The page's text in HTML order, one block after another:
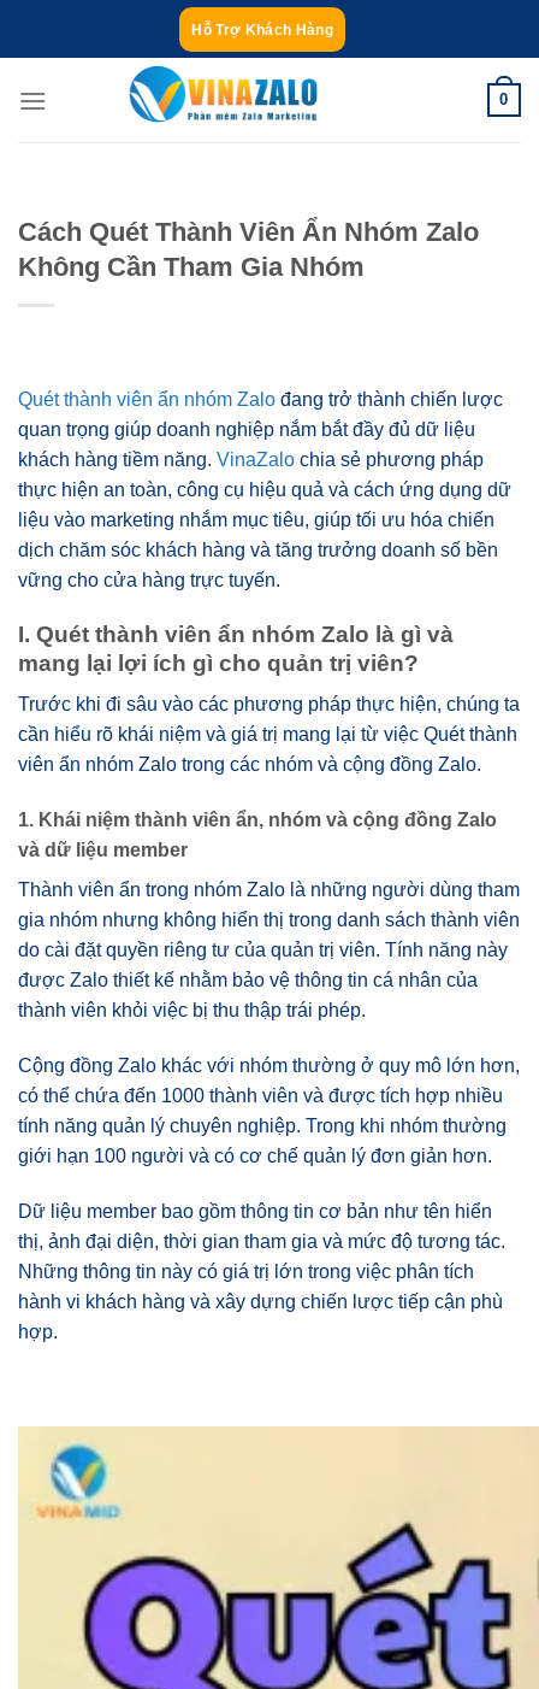
dung
Hỗ Trợ Khách Hàng
0
Cách Quét Thành Viên Ẩn Nhóm Zalo
Không Cần Tham Gia Nhóm
Quét thành viên ẩn nhóm Zalo đang trở thành chiến lược
quan trọng giúp doanh nghiệp nắm bắt đầy đủ dữ liệu
khách hàng tiềm năng. VinaZalo chia sẻ phương pháp
thực hiện an toàn, công cụ hiệu quả và cách ứng dụng dữ
liệu vào marketing nhắm mục tiêu, giúp tối ưu hóa chiến
dịch chăm sóc khách hàng và tăng trưởng doanh số bền
vững cho cửa hàng trực tuyến.
I. Quét thành viên ẩn nhóm Zalo là gì và
mang lại lợi ích gì cho quản trị viên?
Trước khi đi sâu vào các phương pháp thực hiện, chúng ta
cần hiểu rõ khái niệm và giá trị mang lại từ việc Quét thành
viên ẩn nhóm Zalo trong các nhóm và cộng đồng Zalo.
1. Khái niệm thành viên ẩn, nhóm và cộng đồng Zalo
và dữ liệu member
Thành viên ẩn trong nhóm Zalo là những người dùng tham
gia nhóm nhưng không hiển thị trong danh sách thành viên
do cài đặt quyền riêng tư của quản trị viên. Tính năng này
được Zalo thiết kế nhằm bảo vệ thông tin cá nhân của
thành viên khỏi việc bị thu thập trái phép.
Cộng đồng Zalo khác với nhóm thường ở quy mô lớn hơn,
có thể chứa đến 1000 thành viên và được tích hợp nhiều
tính năng quản lý chuyên nghiệp. Trong khi nhóm thường
giới hạn 100 người và có cơ chế quản lý đơn giản hơn.
Dữ liệu member bao gồm thông tin cơ bản như tên hiển
thị, ảnh đại diện, thời gian tham gia và mức độ tương tác.
Những thông tin này có giá trị lớn trong việc phân tích
hành vi khách hàng và xây dựng chiến lược tiếp cận phù
hợp.